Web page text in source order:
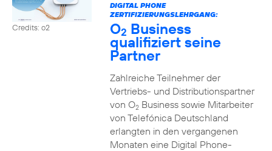
Credits: o2
DIGITAL PHONE
ZERTIFIZIERUNGSLEHRGANG:
O2 Business
qualifiziert seine
Partner
Zahlreiche Teilnehmer der
Vertriebs- und Distributionspartner
von O2Business sowie Mitarbeiter
von Telefónica Deutschland
erlangten in den vergangenen
Monaten eine Digital Phone-